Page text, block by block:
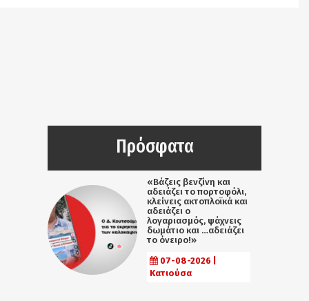
Πρόσφατα
«Βάζεις βενζίνη και
αδειάζει το πορτοφόλι,
κλείνεις ακτοπλοϊκά και
αδειάζει ο
λογαριασμός, ψάχνεις
δωμάτιο και …αδειάζει
το όνειρο!»
07-08-2026 |
Κατιούσα